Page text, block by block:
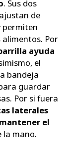
. Sus dos
de
permiten
Por
ayuda
el
bandeja
guardar
Por si fuera
laterales
el
la mano.